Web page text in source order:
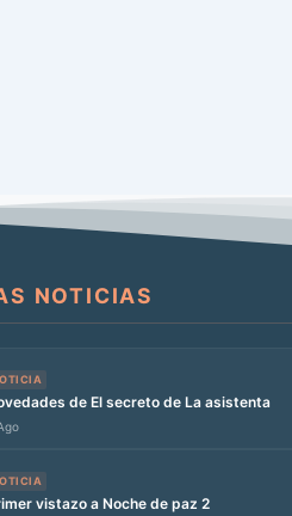
NOTICIAS
de El secreto de La asistenta
vistazo a Noche de paz 2